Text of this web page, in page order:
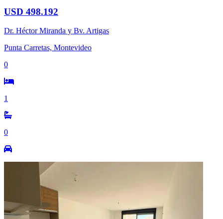
USD 498.192
Dr. Héctor Miranda y Bv. Artigas
Punta Carretas, Montevideo
0
1
0